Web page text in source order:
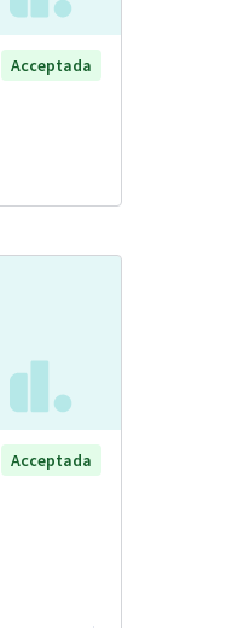
Acceptada
Acceptada